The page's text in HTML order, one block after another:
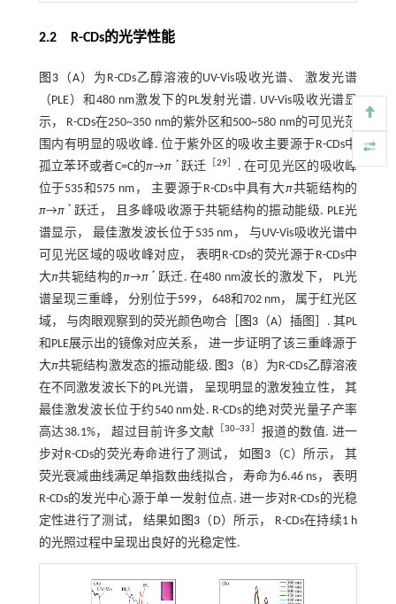
2.2 R-CDs的光学性能
图3（A）为R-CDs乙醇溶液的UV-Vis吸收光谱、 激发光谱
（PLE）和480 nm激发下的PL发射光谱. UV-Vis吸收光谱显
示， R-CDs在250~350 nm的紫外区和500~580 nm的可见光范
围内有明显的吸收峰. 位于紫外区的吸收主要源于R-CDs中
孤立苯环或者C=C的π→π * 跃迁 29］
. 在可见光区的吸收峰
位于535和575 nm， 主要源于R-CDs中具有大π共轭结构的
π→π * 跃迁， 且多峰吸收源于共轭结构的振动能级. PLE光
谱显示， 最佳激发波长位于535 nm， 与UV-Vis吸收光谱中
可见光区域的吸收峰对应， 表明R-CDs的荧光源于R-CDs中
大π共轭结构的π→π * 跃迁. 在480 nm波长的激发下， PL光
谱呈现三重峰， 分别位于599， 648和702 nm， 属于红光区
域， 与肉眼观察到的荧光颜色吻合［
图3 （A）插图］. 其PL
和PLE展示出的镜像对应关系， 进一步证明了该三重峰源于
大π共轭结构激发态的振动能级. 图3 （B）为R-CDs乙醇溶液
在不同激发波长下的PL光谱， 呈现明显的激发独立性， 其
最佳激发波长位于约540 nm处. R-CDs的绝对荧光量子产率
高达38.1%， 超过目前许多文献 ［30~33
报道的数值. 进一
步对R-CDs的荧光寿命进行了测试， 如 图3 （C）所示， 其
荧光衰减曲线满足单指数曲线拟合， 寿命为6.46 ns， 表明
R-CDs的发光中心源于单一发射位点. 进一步对R-CDs的光稳
定性进行了测试， 结果如 图3 （D）所示， R-CDs在持续1 h
的光照过程中呈现出良好的光稳定性.